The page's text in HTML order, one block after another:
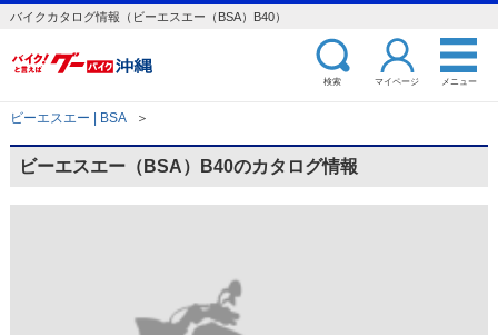
バイクカタログ情報（ビーエスエー（BSA）B40）
検索 マイページ メニュー
ビーエスエー | BSA ＞
ビーエスエー（BSA）B40のカタログ情報